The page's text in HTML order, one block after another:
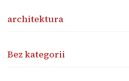
architektura
Bez kategorii